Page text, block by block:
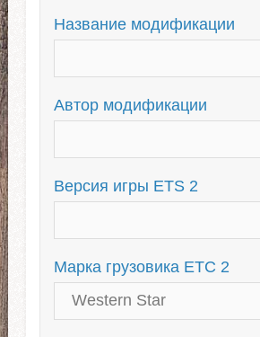
Американские
Европейские
Для ЕТС 2 1.38
Название модификации
Автор модификации
Версия игры ETS 2
Марка грузовика ЕТС 2